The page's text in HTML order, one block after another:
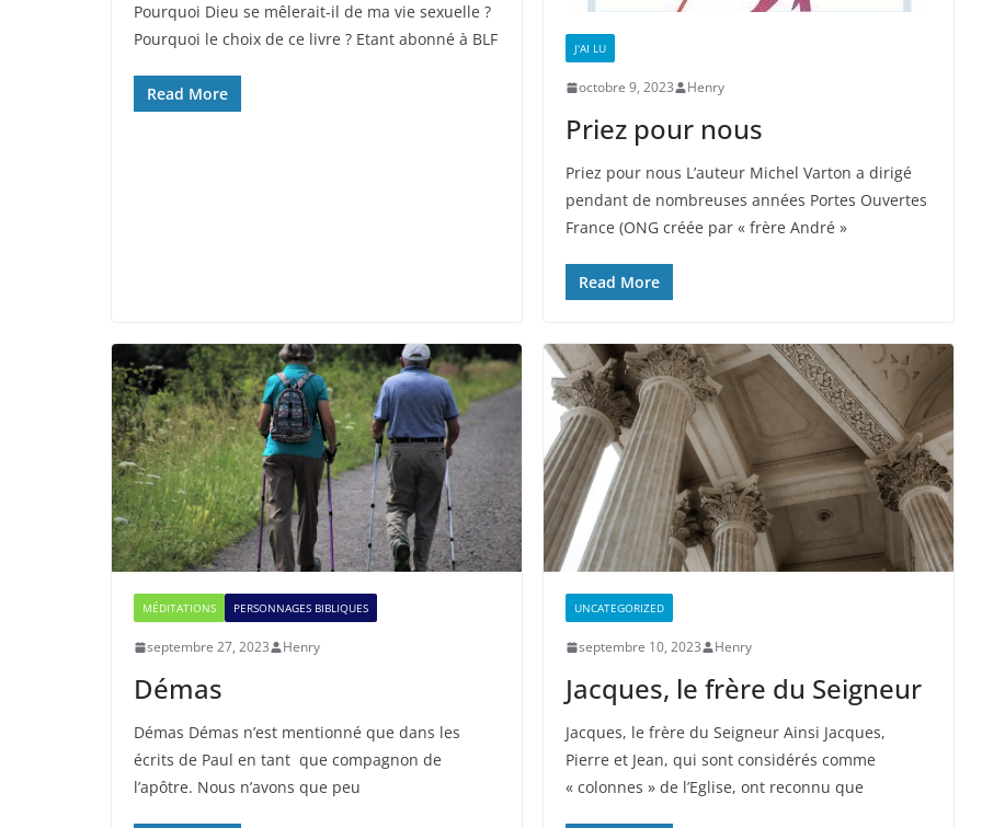
Pourquoi Dieu se mêlerait-il de ma vie sexuelle ?
Pourquoi le choix de ce livre ? Etant abonné à BLF
Read More
J'AI LU
octobre 9, 2023 Henry
Priez pour nous
Priez pour nous L’auteur Michel Varton a dirigé
pendant de nombreuses années Portes Ouvertes
France (ONG créée par « frère André »
Read More
MÉDITATIONS PERSONNAGES BIBLIQUES
septembre 27, 2023 Henry
Démas
Démas Démas n’est mentionné que dans les
écrits de Paul en tant que compagnon de
l’apôtre. Nous n’avons que peu
UNCATEGORIZED
septembre 10, 2023 Henry
Jacques, le frère du Seigneur
Jacques, le frère du Seigneur Ainsi Jacques,
Pierre et Jean, qui sont considérés comme
« colonnes » de l’Eglise, ont reconnu que